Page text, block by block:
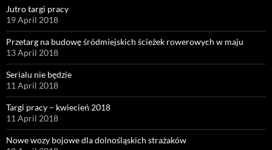
Jutro targi pracy
19 April 2018
Przetarg na budowę śródmiejskich ścieżek rowerowych w maju
13 April 2018
Serialu nie będzie
11 April 2018
Targi pracy – kwiecień 2018
11 April 2018
Nowe wozy bojowe dla dolnośląskich strażaków